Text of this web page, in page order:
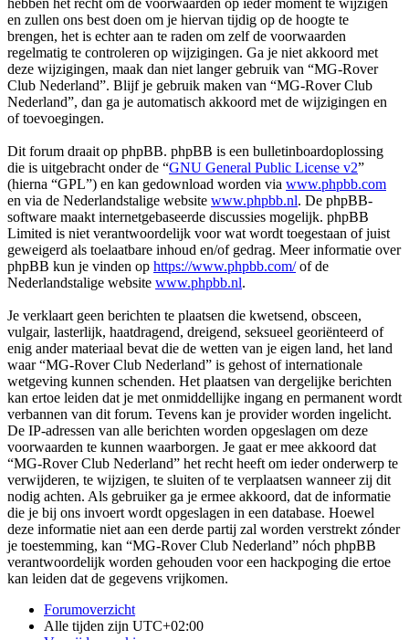
hebben het recht om de voorwaarden op ieder moment te wijzigen
en zullen ons best doen om je hiervan tijdig op de hoogte te
brengen, het is echter aan te raden om zelf de voorwaarden
regelmatig te controleren op wijzigingen. Ga je niet akkoord met
deze wijzigingen, maak dan niet langer gebruik van “MG-Rover
Club Nederland”. Blijf je gebruik maken van “MG-Rover Club
Nederland”, dan ga je automatisch akkoord met de wijzigingen en
of toevoegingen.
Dit forum draait op phpBB. phpBB is een bulletinboardoplossing
die is uitgebracht onder de “GNU General Public License v2”
(hierna “GPL”) en kan gedownload worden via www.phpbb.com
en via de Nederlandstalige website www.phpbb.nl. De phpBB-
software maakt internetgebaseerde discussies mogelijk. phpBB
Limited is niet verantwoordelijk voor wat wordt toegestaan of juist
geweigerd als toelaatbare inhoud en/of gedrag. Meer informatie over
phpBB kun je vinden op https://www.phpbb.com/of de
Nederlandstalige website www.phpbb.nl.
Je verklaart geen berichten te plaatsen die kwetsend, obsceen,
vulgair, lasterlijk, haatdragend, dreigend, seksueel georiënteerd of
enig ander materiaal bevat die de wetten van je eigen land, het land
waar “MG-Rover Club Nederland” is gehost of internationale
wetgeving kunnen schenden. Het plaatsen van dergelijke berichten
kan ertoe leiden dat je met onmiddellijke ingang en permanent wordt
verbannen van dit forum. Tevens kan je provider worden ingelicht.
De IP-adressen van alle berichten worden opgeslagen om deze
voorwaarden te kunnen waarborgen. Je gaat er mee akkoord dat
“MG-Rover Club Nederland” het recht heeft om ieder onderwerp te
verwijderen, te wijzigen, te sluiten of te verplaatsen wanneer zij dit
nodig achten. Als gebruiker ga je ermee akkoord, dat de informatie
die je bij ons invoert wordt opgeslagen in een database. Hoewel
deze informatie niet aan een derde partij zal worden verstrekt zónder
je toestemming, kan “MG-Rover Club Nederland” nóch phpBB
verantwoordelijk worden gehouden voor een hackpoging die ertoe
kan leiden dat de gegevens vrijkomen.
Forumoverzicht
Alle tijden zijn UTC+02:00